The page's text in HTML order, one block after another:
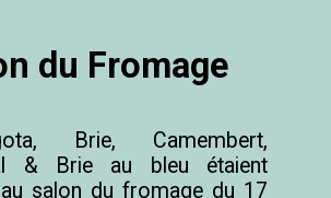
du Fromage
Brie, Camembert,
& Brie au bleu étaient
salon du fromage du 17